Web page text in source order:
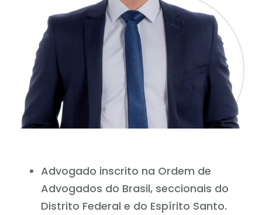
Advogado inscrito na Ordem de
Advogados do Brasil, seccionais do
Distrito Federal e do Espírito Santo.